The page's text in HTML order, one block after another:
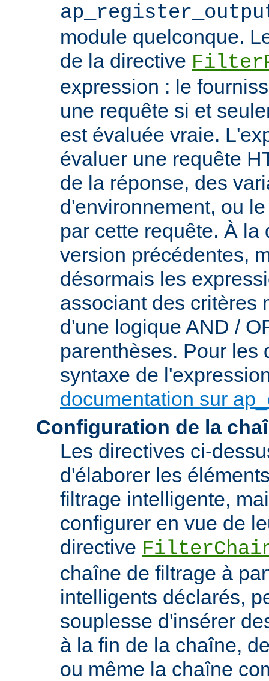
module quelconque.
de la directive
expression : le
une requête si et
est évaluée vraie.
évaluer une requête
de la réponse, des
d'environnement, ou
par cette requête. À la
version précédentes,
désormais les
associant des critères
d'une logique AND /
parenthèses. Pour les
syntaxe de
documentation sur
Configuration de la
Les directives ci-
d'élaborer les
filtrage intelligente,
configurer en vue de
directive
chaîne de filtrage à
intelligents déclarés,
souplesse d'insérer
à la fin de la chaîne,
ou même la chaîne